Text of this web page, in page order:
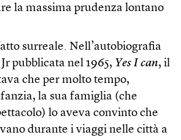
la massima prudenza lontano
surreale. Nell’autobiografia
pubblicata nel 1965, Yes I can, il
che per molto tempo,
la sua famiglia (che
lo aveva convinto che
durante i viaggi nelle città a